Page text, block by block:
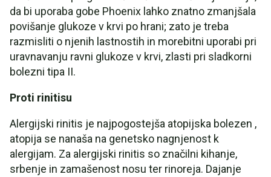
da bi uporaba gobe Phoenix lahko znatno zmanjšala
povišanje glukoze v krvi po hrani; zato je treba
razmisliti o njenih lastnostih in morebitni uporabi pri
uravnavanju ravni glukoze v krvi, zlasti pri sladkorni
bolezni tipa II.
Proti rinitisu
Alergijski rinitis je najpogostejša atopijska bolezen ,
atopija se nanaša na genetsko nagnjenost k
alergijam. Za alergijski rinitis so značilni kihanje,
srbenje in zamašenost nosu ter rinoreja. Dajanje